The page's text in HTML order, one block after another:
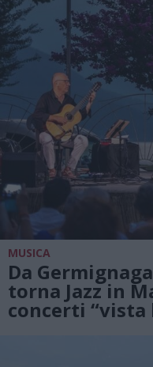
MUSICA
Da
torna Jazz in
concerti “vista